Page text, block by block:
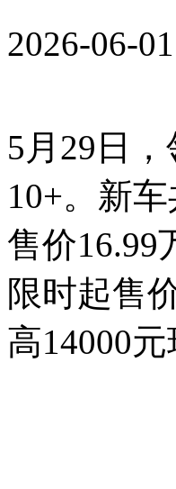
2026-06-
5月29日
10+。新
售价16.99
限时起售
高14000元